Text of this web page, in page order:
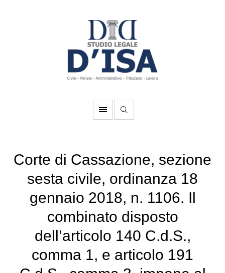
Corte di Cassazione, sezione
sesta civile, ordinanza 18
gennaio 2018, n. 1106. Il
combinato disposto
dell’articolo 140 C.d.S.,
comma 1, e articolo 191